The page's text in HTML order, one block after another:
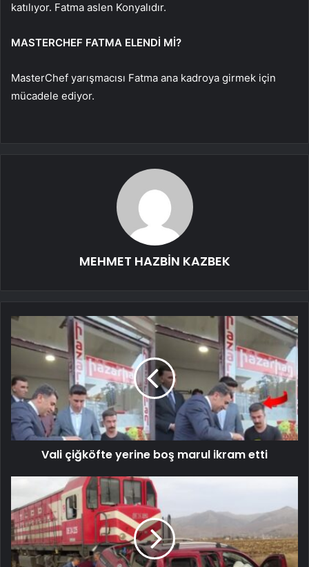
katılıyor. Fatma aslen Konyalıdır.
MASTERCHEF FATMA ELENDİ Mİ?
MasterChef yarışmacısı Fatma ana kadroya girmek için
mücadele ediyor.
MEHMET HAZBİN KAZBEK
Vali çiğköfte yerine boş marul ikram etti